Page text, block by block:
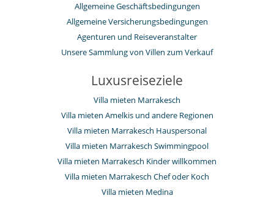
Allgemeine Geschäftsbedingungen
Allgemeine Versicherungsbedingungen
Agenturen und Reiseveranstalter
Unsere Sammlung von Villen zum Verkauf
Luxusreiseziele
Villa mieten Marrakesch
Villa mieten Amelkis und andere Regionen
Villa mieten Marrakesch Hauspersonal
Villa mieten Marrakesch Swimmingpool
Villa mieten Marrakesch Kinder willkommen
Villa mieten Marrakesch Chef oder Koch
Villa mieten Medina